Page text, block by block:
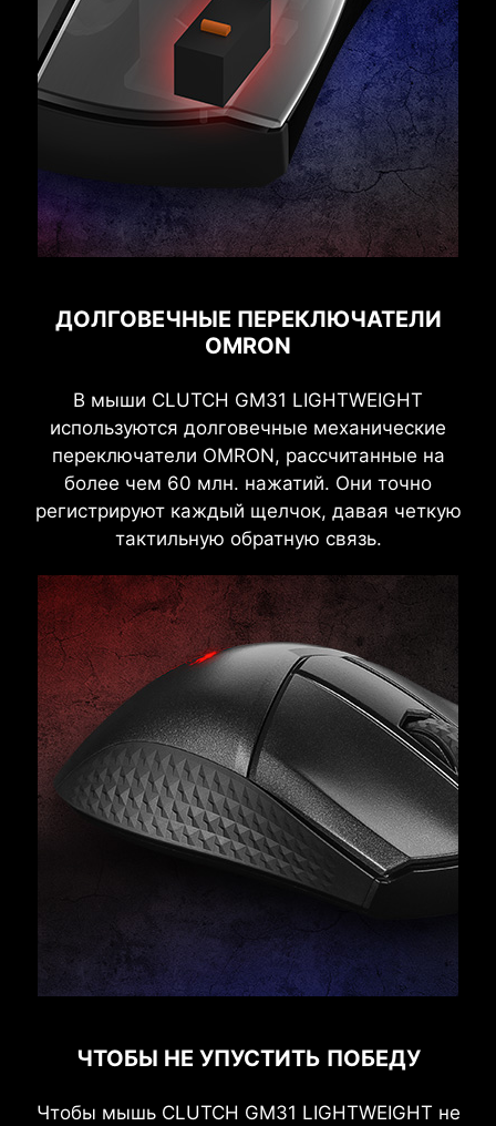
ДОЛГОВЕЧНЫЕ ПЕРЕКЛЮЧАТЕЛИ
OMRON
В мыши CLUTCH GM31 LIGHTWEIGHT
используются долговечные механические
переключатели OMRON, рассчитанные на
более чем 60 млн. нажатий. Они точно
регистрируют каждый щелчок, давая четкую
тактильную обратную связь.
ЧТОБЫ НЕ УПУСТИТЬ ПОБЕДУ
Чтобы мышь CLUTCH GM31 LIGHTWEIGHT не